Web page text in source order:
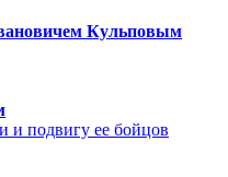
Кульповым